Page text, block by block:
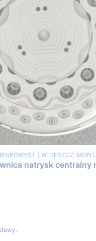
POWYST Kod producenta
W-DESZCZ-
natrysk